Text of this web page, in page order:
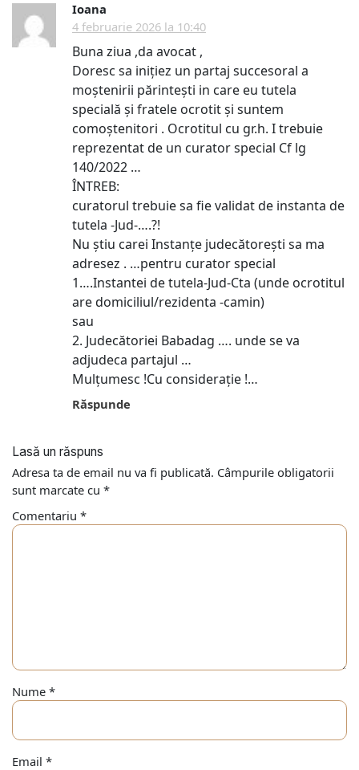
Ioana
4 februarie 2026 la 10:40
Buna ziua ,da avocat ,
Doresc sa inițiez un partaj succesoral a
moștenirii părintești in care eu tutela
specială și fratele ocrotit și suntem
comoștenitori . Ocrotitul cu gr.h. I trebuie
reprezentat de un curator special Cf lg
140/2022 …
ÎNTREB:
curatorul trebuie sa fie validat de instanta de
tutela -Jud-….?!
Nu știu carei Instanțe judecătorești sa ma
adresez . …pentru curator special
1….Instantei de tutela-Jud-Cta (unde ocrotitul
are domiciliul/rezidenta -camin)
sau
2. Judecătoriei Babadag …. unde se va
adjudeca partajul …
Mulțumesc !Cu considerație !…
Răspunde
Lasă un răspuns
Adresa ta de email nu va fi publicată. Câmpurile obligatorii
sunt marcate cu *
Comentariu *
Nume *
Email *